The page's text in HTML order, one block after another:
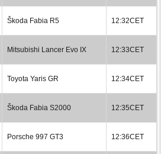
Škoda Fabia R5 12:32CET
Mitsubishi Lancer Evo IX 12:33CET
Toyota Yaris GR 12:34CET
Škoda Fabia S2000 12:35CET
Porsche 997 GT3 12:36CET